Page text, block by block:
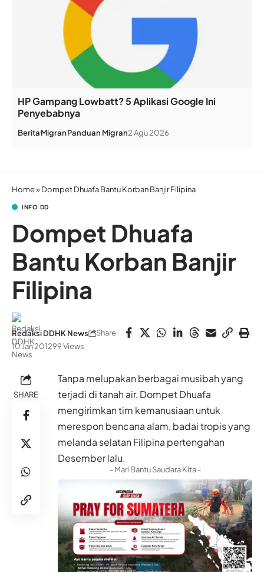
HP Gampang Lowbatt? 5 Aplikasi Google Ini
Penyebabnya
BeritaMigranPanduan Migran2 Agu 2026
Home»Dompet Dhuafa Bantu Korban Banjir Filipina
INFO DD
Dompet Dhuafa
Bantu Korban Banjir
Filipina
Redaksi DDHK News
10 Jan 201299 Views
Share
SHARE
Tanpa melupakan berbagai musibah yang
terjadi di tanah air, Dompet Dhuafa
mengirimkan tim kemanusiaan untuk
merespon bencana alam, badai tropis yang
melanda selatan Filipina pertengahan
Desember lalu.
- Mari Bantu Saudara Kita -